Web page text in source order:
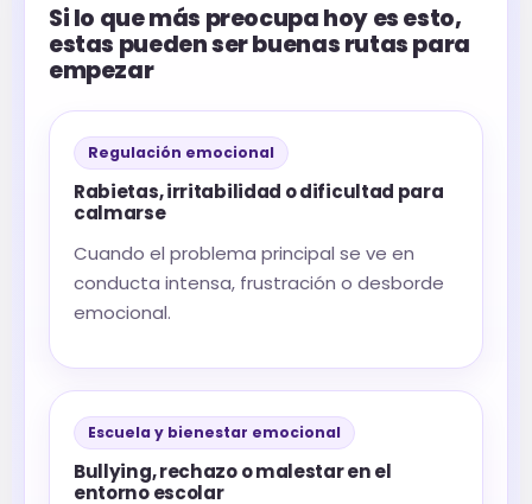
Si lo que más preocupa hoy es esto,
estas pueden ser buenas rutas para
empezar
Regulación emocional
Rabietas, irritabilidad o dificultad para
calmarse
Cuando el problema principal se ve en
conducta intensa, frustración o desborde
emocional.
Escuela y bienestar emocional
Bullying, rechazo o malestar en el
entorno escolar